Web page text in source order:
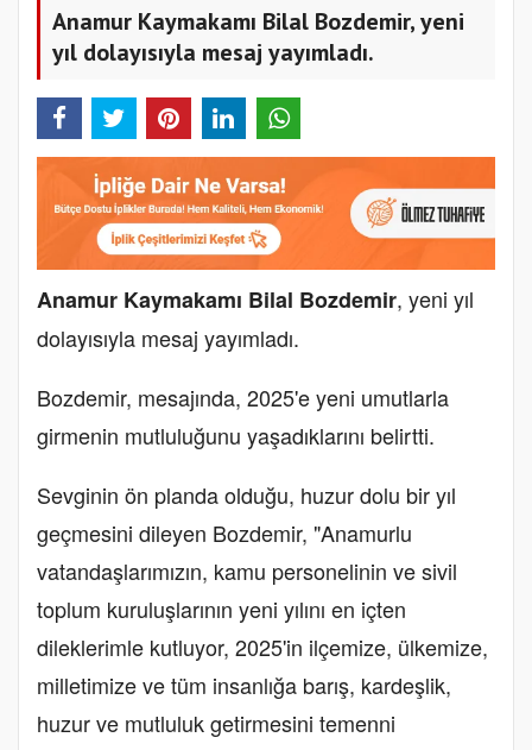
Anamur Kaymakamı Bilal Bozdemir, yeni
yıl dolayısıyla mesaj yayımladı.
Anamur Kaymakamı Bilal Bozdemir, yeni yıl
dolayısıyla mesaj yayımladı.
Bozdemir, mesajında, 2025'e yeni umutlarla
girmenin mutluluğunu yaşadıklarını belirtti.
Sevginin ön planda olduğu, huzur dolu bir yıl
geçmesini dileyen Bozdemir, "Anamurlu
vatandaşlarımızın, kamu personelinin ve sivil
toplum kuruluşlarının yeni yılını en içten
dileklerimle kutluyor, 2025'in ilçemize, ülkemize,
milletimize ve tüm insanlığa barış, kardeşlik,
huzur ve mutluluk getirmesini temenni